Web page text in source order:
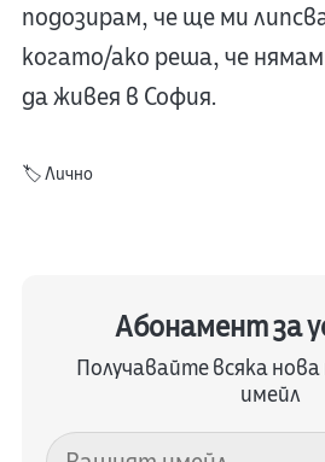
подозирам, че ще ми
когато/ако реша, че
да живея в София.
🏷️Лично
Абонамент за
Получавайте всяка
имейл